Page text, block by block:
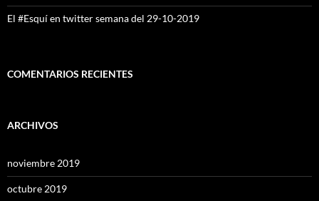
El #Esquí en twitter semana del 29-10-2019
COMENTARIOS RECIENTES
ARCHIVOS
noviembre 2019
octubre 2019